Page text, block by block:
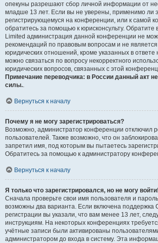
опекуны разрешают сбор личной информации от
младше 13 лет. Если вы не уверены, применимо ли
регистрирующемуся на конференции, или к самой
обратитесь за помощью к юрисконсульту. Обратите
Limited администрация данной конференции не
рекомендаций по правовым вопросам и не
юридических отношений, кроме указанных в ответе
можно связаться по вопросу некорректного
юридических вопросов, связанных с этой
Примечание переводчика: в России данный акт
силы..
Вернуться к началу
Почему я не могу зарегистрироваться?
Возможно, администратор конференции отключил
пользователей. Также возможно, что он
запретил имя, под которым вы пытаетесь
Обратитесь за помощью к администратору
Вернуться к началу
Я только что зарегистрировался, но не могу войти!
Сначала проверьте свои имя пользователя и
возможны два варианта. Если включена поддержка
регистрации вы указали, что вам менее 13 лет,
инструкциям. На некоторых конференциях
учётные записи были активированы
администратором до входа в систему. Эта